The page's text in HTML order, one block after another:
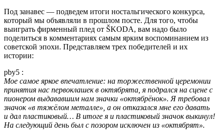
Под занавес — подведем итоги ностальгического конкурса,
который мы объявляли в прошлом посте. Для того, чтобы
выиграть фирменный плед от ŠKODA, вам надо было
поделиться в комментариях самым ярким воспоминанием из
советской эпохи. Представляем трех победителей и их
истории:
pby5 :
Мое самое яркое впечатление: на торжественной церемонии
принятия нас первоклашек в октябрята, я подрался на сцене с
пионером выдававшим нам значки «октябрёнок». Я требовал
значок «в тяжёлом металле», а он отказался мне его давать
и дал пластиковый… В итоге я и пластиковый значок выкинул!
На следующий день был с позором исключен из «октябрят».